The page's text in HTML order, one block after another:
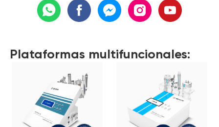
Plataformas multifuncionales: